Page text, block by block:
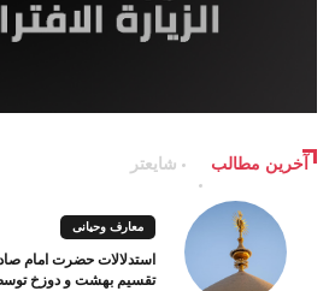
آخرین مطالب شایعتر
معارف وحیانی
استدلالات حضرت امام
تقسیم بهشت و دوزخ